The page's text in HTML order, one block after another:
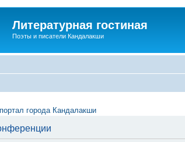
Литературная гостиная
Поэты и писатели Кандалакши
города Кандалакши